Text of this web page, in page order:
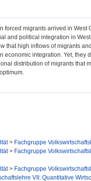
migrants arrived in West
and political integration in
that high inflows of migrants
integration. Yet, they
distribution of migrants that
> Fachgruppe
> Fachgruppe
> Fachgruppe
VII: Quantitative